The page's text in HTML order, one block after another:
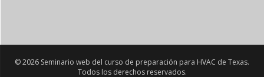
© 2026 Seminario web del curso de preparación para HVAC de Texas.
Todos los derechos reservados.